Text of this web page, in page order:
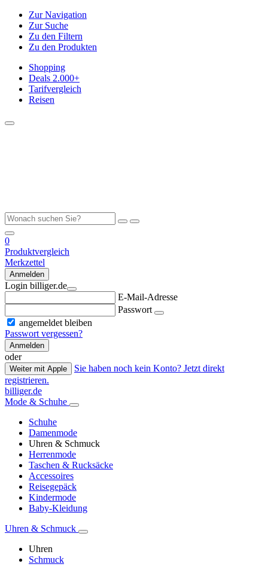
Zur Navigation
Zur Suche
Zu den Filtern
Zu den Produkten
Shopping
Deals 2.000+
Tarifvergleich
Reisen
0
Produktvergleich
Merkzettel
Anmelden
Login billiger.de
E-Mail-Adresse
Passwort
angemeldet bleiben
Passwort vergessen?
Anmelden
oder
Weiter mit Apple
Sie haben noch kein Konto? Jetzt direkt
registrieren.
billiger.de
Mode & Schuhe
Schuhe
Damenmode
Uhren & Schmuck
Herrenmode
Taschen & Rucksäcke
Accessoires
Reisegepäck
Kindermode
Baby-Kleidung
Uhren & Schmuck
Uhren
Schmuck